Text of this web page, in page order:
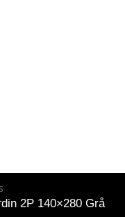
2P 140×280 Grå